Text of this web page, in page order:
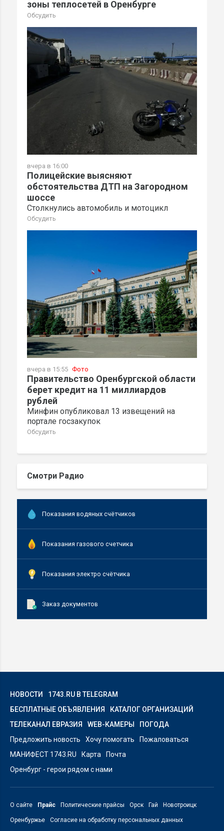
зоны теплосетей в Оренбурге
Обсудить
вчера в 16:00
Полицейские выясняют
обстоятельства ДТП на Загородном
шоссе
Столкнулись автомобиль и мотоцикл
Обсудить
вчера в 15:55 Фото
Правительство Оренбургской области
берет кредит на 11 миллиардов
рублей
Минфин опубликовал 13 извещений на
портале госзакупок
Обсудить
Смотри Радио
Показания водяных счётчиков
Показания газового счетчика
Показания электро счётчика
Заказ документов
НОВОСТИ
1743.RU В TELEGRAM
БЕСПЛАТНЫЕ ОБЪЯВЛЕНИЯ
КАТАЛОГ ОРГАНИЗАЦИЙ
ТЕЛЕКАНАЛ ЕВРАЗИЯ
WEB-КАМЕРЫ
ПОГОДА
Предложить новость
Хочу помогать
Пожаловаться
МАНИФЕСТ 1743.RU
Карта
Почта
Оренбург - герои рядом с нами
О сайте Прайс Политические прайсы Орск Гай Новотроицк
Оренбуржье Согласие на обработку персональных данных